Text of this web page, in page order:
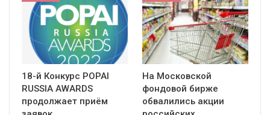
18-й Конкурс POPAI
RUSSIA AWARDS
продолжает приём
На Московской
фондовой бирже
обвалились акции